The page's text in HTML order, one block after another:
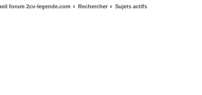
forum 2cv-legende.com Rechercher Sujets actifs